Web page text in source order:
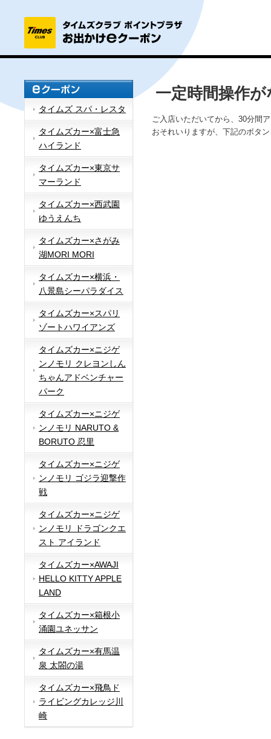
タイムズ スパ・レスタ
タイムズカー×富士急
ハイランド
タイムズカー×東京サ
マーランド
タイムズカー×西武園
ゆうえんち
タイムズカー×さがみ
湖MORI MORI
タイムズカー×横浜・
八景島シーパラダイス
タイムズカー×スパリ
ゾートハワイアンズ
タイムズカー×ニジゲ
ンノモリ クレヨンしん
ちゃんアドベンチャー
パーク
タイムズカー×ニジゲ
ンノモリ NARUTO &
BORUTO 忍里
タイムズカー×ニジゲ
ンノモリ ゴジラ迎撃作
戦
タイムズカー×ニジゲ
ンノモリ ドラゴンクエ
スト アイランド
タイムズカー×AWAJI
HELLO KITTY APPLE
LAND
タイムズカー×箱根小
涌園ユネッサン
タイムズカー×有馬温
泉 太閤の湯
タイムズカー×飛鳥ド
ライビングカレッジ川
崎
一定時間操作
ご入店いただいてから、30分間
おそれいりますが、下記のボタ